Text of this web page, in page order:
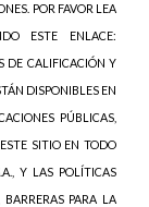
POR FAVOR LEA
ESTE ENLACE:
DE CALIFICACIÓN Y
DISPONIBLES EN
PÚBLICAS,
SITIO EN TODO
Y LAS POLÍTICAS
PARA LA